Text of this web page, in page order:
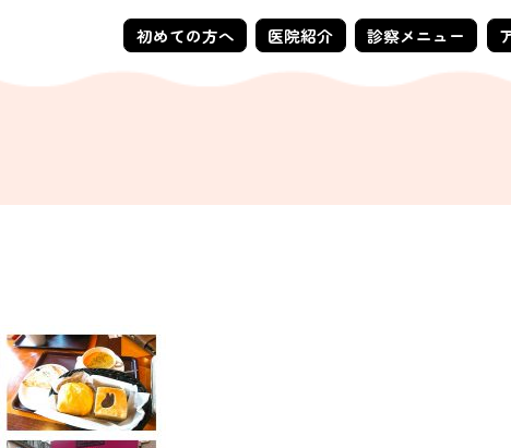
初めての方へ 医院紹介 診察メニュー